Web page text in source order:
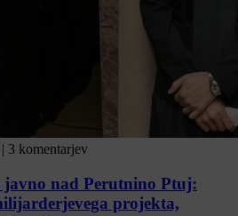
| 3 komentarjev
nad Perutnino Ptuj:
projekta,